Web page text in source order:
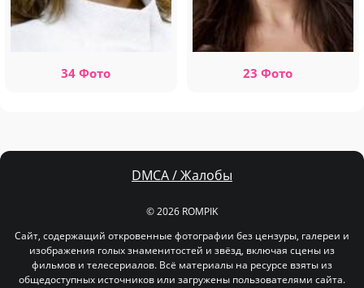
34 Фото 23 Фото
DMCA / Жалобы
© 2026 ROMPIK
Сайт, содержащий откровенные фотографии без цензуры, галереи и
изображения голых знаменитостей и звёзд, включая сцены из
фильмов и телесериалов. Всё материалы на ресурсе взяты из
общедоступных источников или загружены пользователями сайта.